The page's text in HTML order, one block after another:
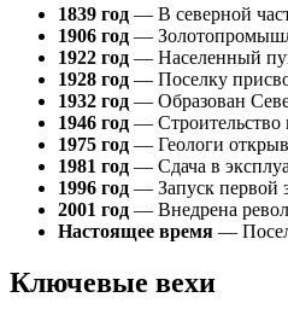
1839 год — В северной
1906 год —
1922 год — Населенный
1928 год — Поселку
1932 год — Образован
1946 год — Строительство
1975 год — Геологи
1981 год — Сдача в
1996 год — Запуск первой
2001 год — Внедрена
Настоящее время —
Ключевые вехи